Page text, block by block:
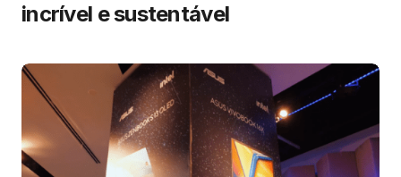
incrível e sustentável